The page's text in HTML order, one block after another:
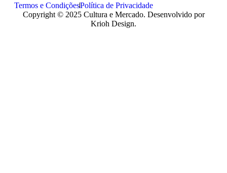
Copyright © 2025 Cultura e Mercado. Desenvolvido por
Krioh Design.
Termos e CondiçõesPolítica de Privacidade